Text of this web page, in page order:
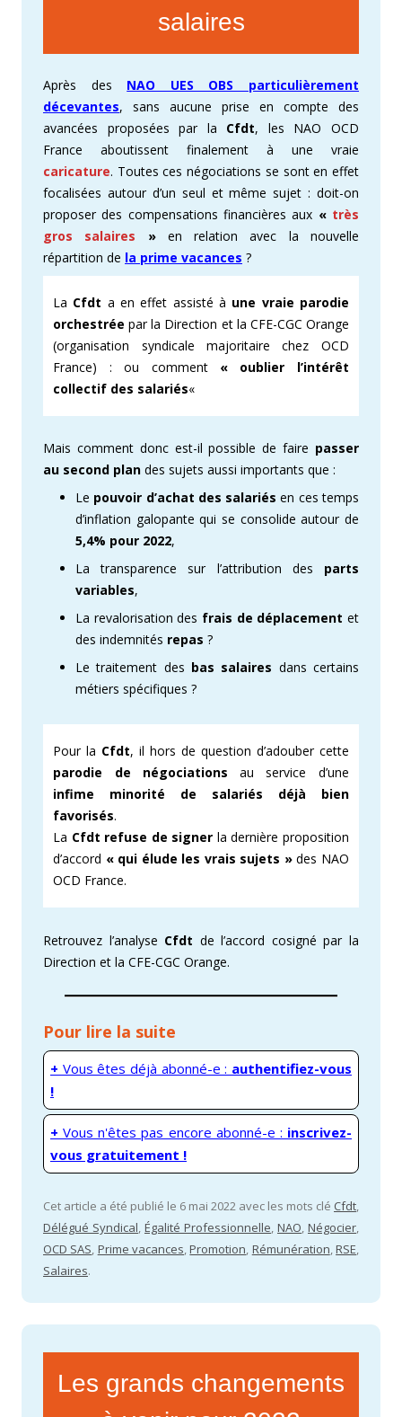
salaires
Après des NAO UES OBS particulièrement
décevantes, sans aucune prise en compte des
avancées proposées par la Cfdt, les NAO OCD
France aboutissent finalement à une vraie
caricature. Toutes ces négociations se sont en effet
focalisées autour d’un seul et même sujet : doit-on
proposer des compensations financières aux « très
gros salaires »en relation avec la nouvelle
répartition de la prime vacances ?
La Cfdt a en effet assisté à une vraie parodie
orchestrée par la Direction et la CFE-CGC Orange
(organisation syndicale majoritaire chez OCD
France) : ou comment « oublier l’intérêt
collectif des salariés«
Mais comment donc est-il possible de faire passer
au second plan des sujets aussi importants que :
Le pouvoir d’achat des salariés en ces temps
d’inflation galopante qui se consolide autour de
5,4% pour 2022,
La transparence sur l’attribution des parts
variables,
La revalorisation des frais de déplacement et
des indemnités repas ?
Le traitement des bas salaires dans certains
métiers spécifiques ?
Pour la Cfdt, il hors de question d’adouber cette
parodie de négociationsau service d’une
infime minorité de salariés
déjà bien
favorisés.
La Cfdt refuse de signer la dernière proposition
d’accord « qui élude les vrais sujets »des NAO
OCD France.
Retrouvez l’analyse Cfdt de l’accord cosigné par la
Direction et la CFE-CGC Orange.
Pour lire la suite
+ Vous êtes déjà abonné-e : authentifiez-vous
!
+ Vous n'êtes pas encore abonné-e : inscrivez-
vous gratuitement !
Cet article a été publié le 6 mai 2022 avec les mots clé Cfdt,
Délégué Syndical, Égalité Professionnelle, NAO, Négocier,
OCD SAS, Prime vacances,Promotion, Rémunération,RSE,
Salaires.
Les grands changements